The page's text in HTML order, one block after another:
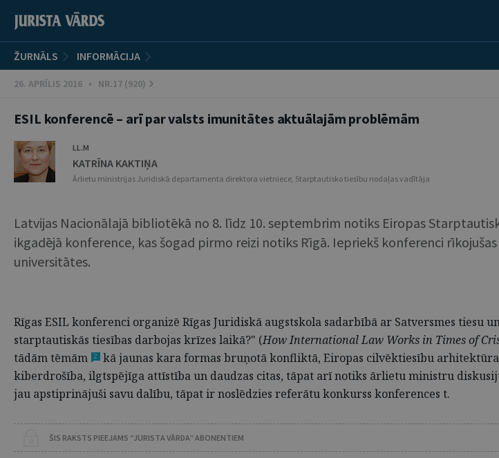
ŽURNĀLS INFORMĀCIJA
26. APRĪLIS 2016 • NR.17 (920)
ESIL konferencē – arī par valsts imunitātes aktuālajām problēmām
LL.M
KATRĪNA KAKTIŅA
Ārlietu ministrijas Juridiskā departamenta direktora vietniece, Starptautisko tiesību nodaļas vadītāja
Latvijas Nacionālajā bibliotēkā no 8. līdz 10. septembrim notiks Eiropas
ikgadējā konference, kas šogad pirmo reizi notiks Rīgā. Iepriekš konferenci
universitātes.
Rīgas ESIL konferenci organizē Rīgas Juridiskā augstskola sadarbībā ar Satversmes
starptautiskās tiesības darbojas krīzes laikā?" (How International Law Works in Times of
tādām tēmām
2
kā jaunas kara formas bruņotā konfliktā, Eiropas cilvēktiesību
kiberdrošība, ilgtspējīga attīstība un daudzas citas, tāpat arī notiks ārlietu ministru
jau apstiprinājuši savu dalību, tāpat ir noslēdzies referātu konkurss konferences t.
ŠIS RAKSTS PIEEJAMS “JURISTA VĀRDA” ABONENTIEM